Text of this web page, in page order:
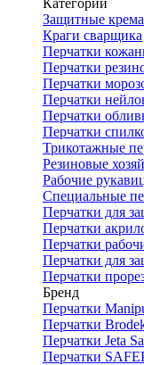
Категории
Защитные крема
Краги сварщика
Перчатки
Перчатки
Перчатки
Перчатки
Перчатки
Перчатки
Трикотажные
Резиновые
Рабочие
Специальные
Перчатки для
Перчатки
Перчатки
Перчатки для
Перчатки
Бренд
Перчатки
Перчатки
Перчатки Jeta
Перчатки